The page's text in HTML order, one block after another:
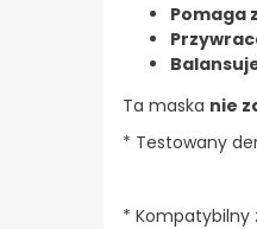
Pomaga
Ta maska nie
* Testowany
*